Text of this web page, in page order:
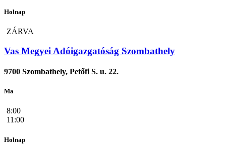
Holnap
ZÁRVA
Vas Megyei Adóigazgatóság Szombathely
9700 Szombathely, Petőfi S. u. 22.
Ma
8:00
11:00
Holnap